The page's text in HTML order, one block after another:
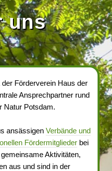
uns
Förderverein Haus der
Ansprechpartner rund
Natur Potsdam.
ansässigen Verbände und
Fördermitglieder bei
Aktivitäten,
aus und sind in der